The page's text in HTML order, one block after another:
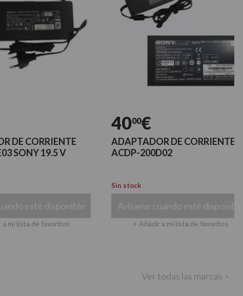
19.5 V
disponible
de favoritos
00€
ADAPTADOR DE CORRIENTE
ACDP-200D02
Sin stock
Avísame cuando esté disponible
+ Añadir a mi lista de favoritos
Ver todas las marcas >